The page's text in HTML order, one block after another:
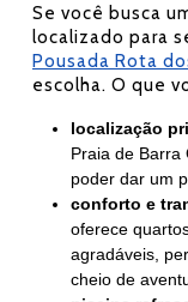
Se você busca
localizado para
Pousada Rota
escolha. O que
localização
Praia de Barra
poder dar um
conforto e
oferece
agradáveis,
cheio de